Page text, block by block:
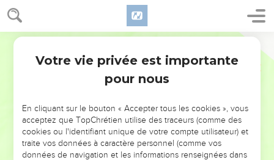
NE MANQUEZ PAS L’ÉVÉNEMENT
DE L’ANNÉE !
ET SI LEURS ERREURS POUVAIENT VOUS ÉVITER LES
VOTRES ?
Votre vie privée est importante
pour nous
En cliquant sur le bouton « Accepter tous les cookies », vous
acceptez que TopChrétien utilise des traceurs (comme des
cookies ou l'identifiant unique de votre compte utilisateur) et
traite vos données à caractère personnel (comme vos
données de navigation et les informations renseignées dans